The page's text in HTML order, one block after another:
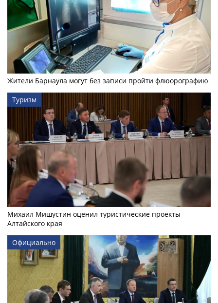
Жители Барнаула могут без записи пройти флюорографию
Туризм
Михаил Мишустин оценил туристические проекты
Алтайского края
Официально